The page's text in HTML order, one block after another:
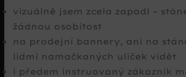
vizuálně jsem zcela zapadl –
žádnou osobitost
na prodejní bannery, ani na
lidmi namačkaných uliček vidět
i předem instruovaný zákazník